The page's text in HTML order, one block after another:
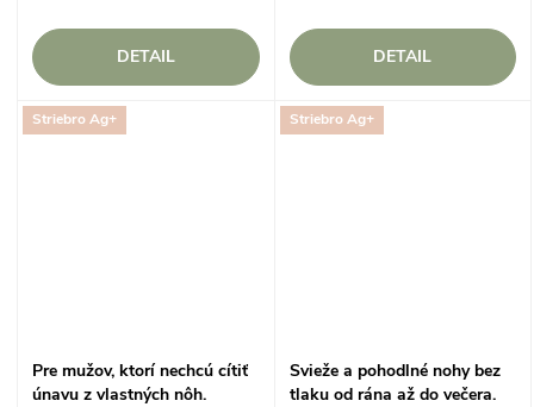
DETAIL DETAIL
Striebro Ag+
Pre mužov, ktorí nechcú cítiť
únavu z vlastných nôh.
Striebro Ag+
Svieže a pohodlné nohy bez
tlaku od rána až do večera.